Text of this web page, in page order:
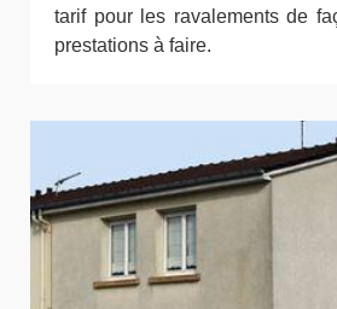
tarif pour les ravalements de
prestations à faire.